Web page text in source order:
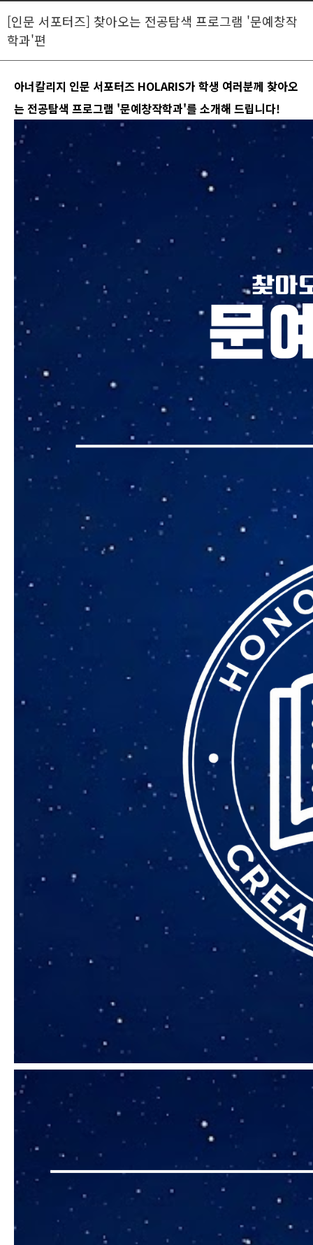
[인문 서포터즈] 찾아오는 전공탐색 프로그램 '문예창작
학과'편
아너칼리지 인문 서포터즈 HOLARIS가 학생 여러분께 찾아오
는 전공탐색 프로그램 '문예창작학과'를 소개해 드립니다!